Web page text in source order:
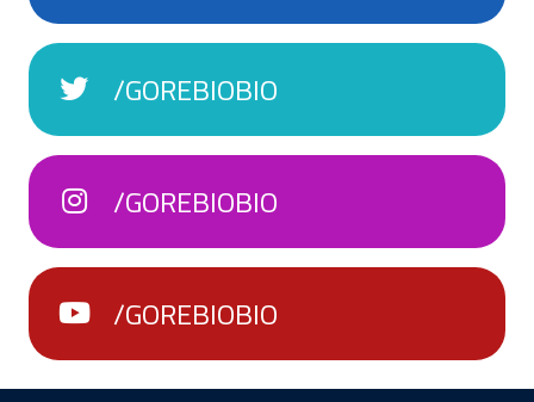
/GOREBIOBIO
/GOREBIOBIO
/GOREBIOBIO